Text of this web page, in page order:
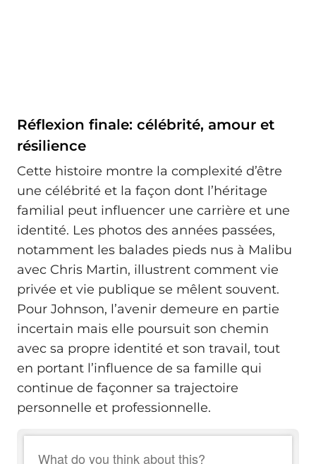
Réflexion finale: célébrité, amour et
résilience
Cette histoire montre la complexité d’être
une célébrité et la façon dont l’héritage
familial peut influencer une carrière et une
identité. Les photos des années passées,
notamment les balades pieds nus à Malibu
avec Chris Martin, illustrent comment vie
privée et vie publique se mêlent souvent.
Pour Johnson, l’avenir demeure en partie
incertain mais elle poursuit son chemin
avec sa propre identité et son travail, tout
en portant l’influence de sa famille qui
continue de façonner sa trajectoire
personnelle et professionnelle.